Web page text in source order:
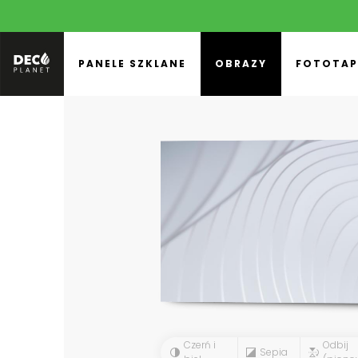
PANELE SZKLANE OBRAZY
Czerń i
Sepia
Odbij